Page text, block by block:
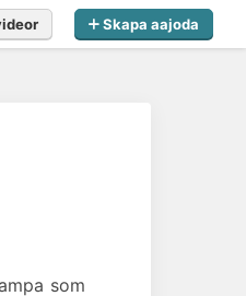
Skapa aajoda
som